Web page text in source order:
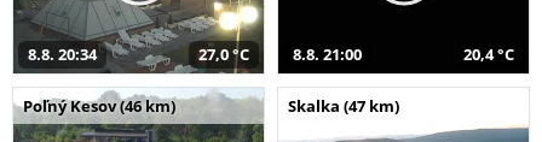
8.8. 20:34 27,0 °C 8.8. 21:00 20,4 °C
Poľný Kesov (46 km) Skalka (47 km)